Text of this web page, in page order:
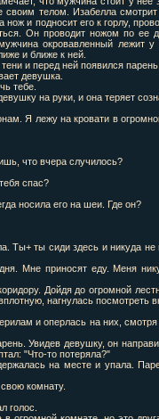
телом. Изабелла
нож и подносит его к горлу,
Он проводит ножом по ее
окровавленный лежит
и ближе к ней.
и перед ней появился
девушка.
тебе.
на руки, и она теряет
Я лежу на кровати в
что вчера случилось?
спас?
носила его на шеи. Где он?
Ты+ ты сиди здесь и никуда
Мне приносят еду. Меня
Дойдя до огромной
нагнулась посмотреть
и оперлась на них,
Увидев девушку, он
"Что-то потеряла?"
на месте и упала.
комнату.
голос.